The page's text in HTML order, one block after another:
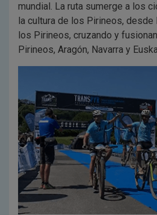
mundial. La ruta sumerge a los
la cultura de los Pirineos,
los Pirineos, cruzando y
Pirineos, Aragón, Navarra y